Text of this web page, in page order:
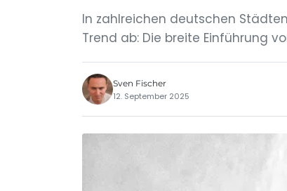
In zahlreichen deutschen
Trend ab: Die breite Einführung
Sven Fischer
12. September 2025